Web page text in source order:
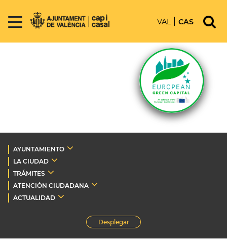
VAL CAS
AYUNTAMIENTO
LA CIUDAD
TRÁMITES
ATENCIÓN CIUDADANA
ACTUALIDAD
Desplegar